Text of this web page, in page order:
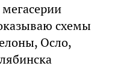
схемы
Осло,